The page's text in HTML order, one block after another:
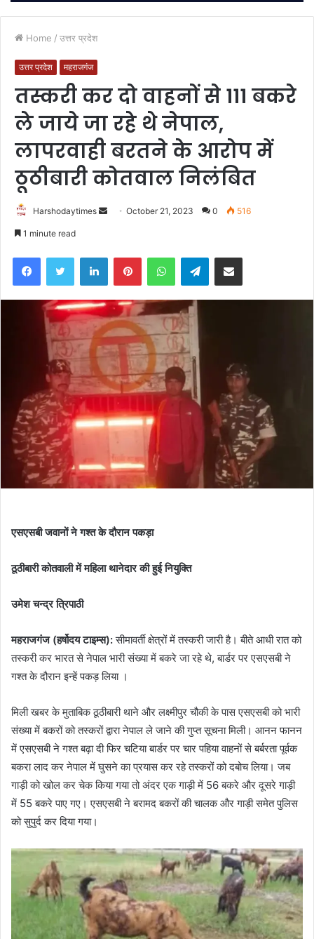
Home / उत्तर प्रदेश
उत्तर प्रदेश महराजगंज
तस्करी कर दो वाहनों से 111 बकरे
ले जाये जा रहे थे नेपाल,
लापरवाही बरतने के आरोप में
ठूठीबारी कोतवाल निलंबित
Harshodaytimes
SendOctober 21, 2023 0 516
1 minute read
FacebookTwitter LinkedInPinterestWhatsAppTelegramShare via Email
एसएसबी जवानों ने गश्त के दौरान पकड़ा
ठूठीबारी कोतवाली में महिला थानेदार की हुई नियुक्ति
उमेश चन्द्र त्रिपाठी
महराजगंज (हर्षोदय टाइम्स):सीमावर्ती क्षेत्रों में तस्करी जारी है। बीते आधी रात को
तस्करी कर भारत से नेपाल भारी संख्या में बकरे जा रहे थे, बार्डर पर एसएसबी ने
गश्त के दौरान इन्हें पकड़ लिया ।
मिली खबर के मुताबिक ठूठीबारी थाने और लक्ष्मीपुर चौकी के पास एसएसबी को भारी
संख्या में बकरों को तस्करों द्वारा नेपाल ले जाने की गुप्त सूचना मिली। आनन फानन
में एसएसबी ने गश्त बढ़ा दी फिर चटिया बार्डर पर चार पहिया वाहनों से बर्बरता पूर्वक
बकरा लाद कर नेपाल में घुसने का प्रयास कर रहे तस्करों को दबोच लिया। जब
गाड़ी को खोल कर चेक किया गया तो अंदर एक गाड़ी में 56 बकरे और दूसरे गाड़ी
में 55 बकरे पाए गए। एसएसबी ने बरामद बकरों की चालक और गाड़ी समेत पुलिस
को सुपुर्द कर दिया गया।